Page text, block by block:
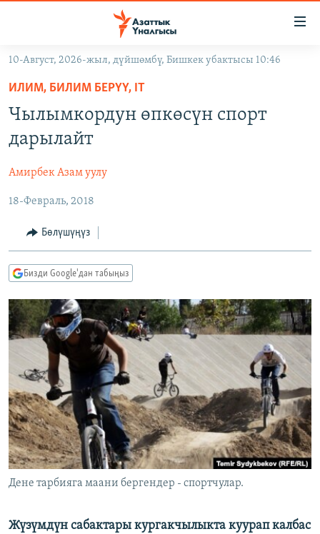
Навигацияга
өтүңүз
Издөөгө
салыңыз
ЭКОНОМИКА
МАДАНИЯТ
БОРБОР АЗИЯ
УКРАИНА
АТАЙЫН ИЛИКТӨӨ
ТВ ПРОГРАММАЛАР
БҮГҮН АЗАТТЫКТА
БИЗ ЖАНА ДҮЙНӨ
ДАНИСТЕ
ЭЖЕ-СИҢДИЛЕР
АЗАТТЫК+
ЫҢГАЙСЫЗ СУРООЛОР
ПОДКАСТ
ӨЗГӨЧӨ ПИКИР
ОНЛАЙН ШЕРИНЕ
ЭЕ/АРнун бардык сайттары
10-Август, 2026-жыл, дүйшөмбү, Бишкек убактысы 10:46
ИЛИМ, БИЛИМ БЕРҮҮ, IT
Чылымкордун өпкөсүн спорт
дарылайт
Амирбек Азам уулу
18-Февраль, 2018
Бөлүшүңүз
Бизди Google'дан табыңыз
Дене тарбияга маани бергендер - спортчулар.
Жүзүмдүн сабактары кургакчылыкта куурап калбас